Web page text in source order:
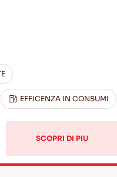
EFFICENZA IN CONSUMI
SCOPRI DI PIU